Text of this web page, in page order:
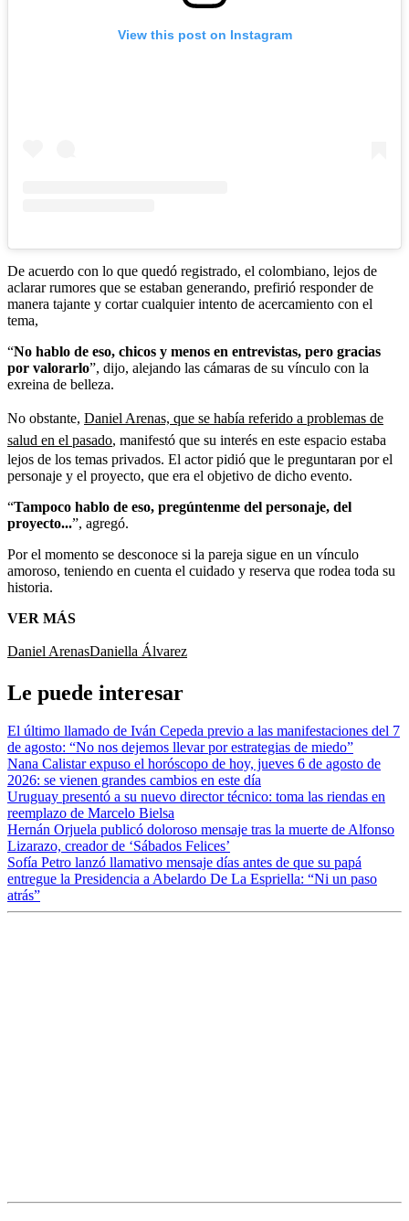
View this post on Instagram
De acuerdo con lo que quedó registrado, el colombiano, lejos de
aclarar rumores que se estaban generando, prefirió responder de
manera tajante y cortar cualquier intento de acercamiento con el
tema,
“No hablo de eso, chicos y menos en entrevistas, pero gracias
por valorarlo”, dijo, alejando las cámaras de su vínculo con la
exreina de belleza.
No obstante, Daniel Arenas, que se había referido a problemas de
salud en el pasado, manifestó que su interés en este espacio estaba
lejos de los temas privados. El actor pidió que le preguntaran por el
personaje y el proyecto, que era el objetivo de dicho evento.
“Tampoco hablo de eso, pregúntenme del personaje, del
proyecto...”, agregó.
Por el momento se desconoce si la pareja sigue en un vínculo
amoroso, teniendo en cuenta el cuidado y reserva que rodea toda su
historia.
VER MÁS
Daniel ArenasDaniella Álvarez
Le puede interesar
El último llamado de Iván Cepeda previo a las manifestaciones del 7
de agosto: “No nos dejemos llevar por estrategias de miedo”
Nana Calistar expuso el horóscopo de hoy, jueves 6 de agosto de
2026: se vienen grandes cambios en este día
Uruguay presentó a su nuevo director técnico: toma las riendas en
reemplazo de Marcelo Bielsa
Hernán Orjuela publicó doloroso mensaje tras la muerte de Alfonso
Lizarazo, creador de ‘Sábados Felices’
Sofía Petro lanzó llamativo mensaje días antes de que su papá
entregue la Presidencia a Abelardo De La Espriella: “Ni un paso
atrás”